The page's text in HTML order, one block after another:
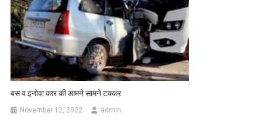
बस व इनोवा कार की आमने सामने टक्कर
November 12, 2022 admin